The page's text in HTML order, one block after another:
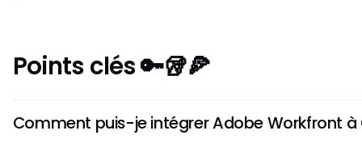
Points clés 🔑🥡🍕
Comment puis-je intégrer Adobe Workfront à